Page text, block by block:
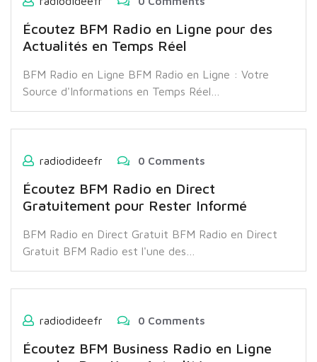
Écoutez BFM Radio en Ligne pour des
Actualités en Temps Réel
BFM Radio en Ligne BFM Radio en Ligne : Votre
Source d'Informations en Temps Réel…
radiodideefr 0 Comments
Écoutez BFM Radio en Direct
Gratuitement pour Rester Informé
BFM Radio en Direct Gratuit BFM Radio en Direct
Gratuit BFM Radio est l'une des…
radiodideefr 0 Comments
Écoutez BFM Business Radio en Ligne